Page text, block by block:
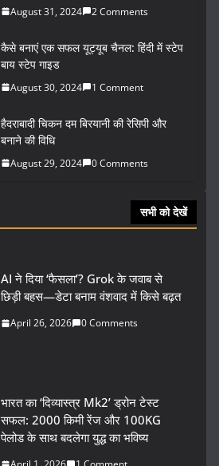
August 31, 2024 2 Comments
कैसे बनाएं एक सफल यूट्यूब चैनल: हिंदी में स्टेप
बाय स्टेप गाइड
August 30, 2024 1 Comment
हैदराबादी चिकन दम बिरयानी की रेसिपी और
बनाने की विधि
August 29, 2024 0 Comments
सभी को देखें
AI ने दिया ‘फैसला’? Grok के जवाब से
छिड़ी बहस—डेटा बनाम वंशवाद में किसे बढ़त
April 26, 2026 0 Comments
भारत का ‘दिव्यास्त्र Mk2’ ड्रोन टेस्ट
सफल: 2000 किमी रेंज और 100KG
पेलोड के साथ बदलेगा युद्ध का भविष्य